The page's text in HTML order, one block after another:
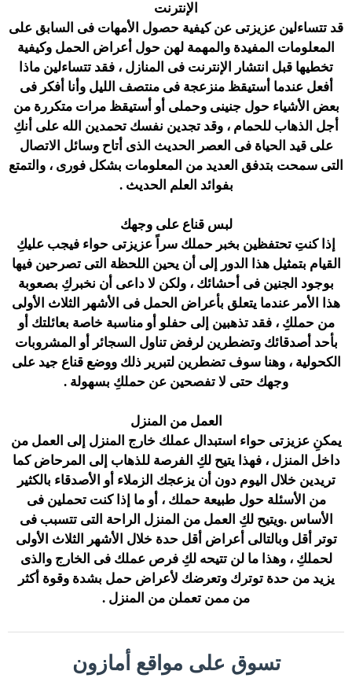
الإنترنت
قد تتساءلين عزيزتى عن كيفية حصول الأمهات فى السابق على
المعلومات المفيدة والمهمة لهن حول أعراض الحمل وكيفية
تخطيها قبل انتشار الإنترنت فى المنازل ، فقد تتساءلين ماذا
أفعل عندما أستيقظ منزعجة فى منتصف الليل وأنا أفكر فى
بعض الأشياء حول جنينى وحملى أو أستيقظ مرات متكررة من
أجل الذهاب للحمام ، وقد تجدين نفسك تحمدين الله على أنكِ
على قيد الحياة فى العصر الحديث الذى أتاح وسائل الاتصال
التى سمحت بتدفق العديد من المعلومات بشكل فورى ، والتمتع
بفوائد العلم الحديث .
لبس قناع على وجهك
إذا كنتِ تحتفظين بخبر حملك سراً عزيزتى حواء فيجب عليكِ
القيام بتمثيل هذا الدور إلى أن يحين اللحظة التى تصرحين فيها
بوجود الجنين فى أحشائك ، ولكن لا داعى أن نخبركِ بصعوبة
هذا الأمر عندما يتعلق بأعراض الحمل فى الأشهر الثلاث الأولى
من حملكِ ، فقد تذهبين إلى حفلو أو مناسبة خاصة بعائلتك أو
بأحد أصدقائك وتضطرين لرفض تناول السجائر أو المشروبات
الكحولية ، وهنا سوف تضطرين لتبرير ذلك ووضع قناع جيد على
وجهك حتى لا تفصحين عن حملكِ بسهولة .
العمل من المنزل
يمكنِ عزيزتى حواء استبدال عملك خارج المنزل إلى العمل من
داخل المنزل ، فهذا يتيح لكِ الفرصة للذهاب إلى المرحاض كما
تريدين خلال اليوم دون أن يزعجك الزملاء أو الأصدقاء بالكثير
من الأسئلة حول طبيعة حملك ، أو ما إذا كنت تحملين فى
الأساس .ويتيح لكِ العمل من المنزل الراحة التى تتسبب فى
توتر أقل وبالتالى أعراض أقل حدة خلال الأشهر الثلاث الأولى
لحملكِ ، وهذا ما لن تتيحه لكِ فرص عملك فى الخارج والذى
يزيد من حدة توترك وتعرضك لأعراض حمل بشدة وقوة أكثر
من ممن تعملن من المنزل .
تسوق على مواقع أمازون